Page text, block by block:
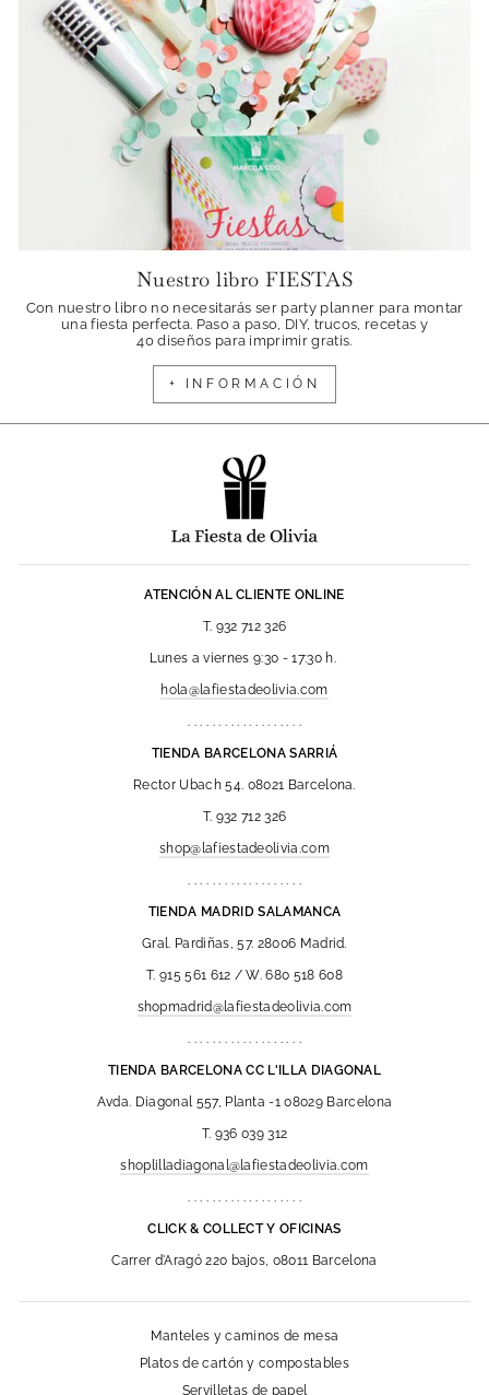
Nuestro libro FIESTAS
Con nuestro libro no necesitarás ser party planner para montar
una fiesta perfecta. Paso a paso, DIY, trucos, recetas y
40 diseños para imprimir gratis.
+ INFORMACIÓN
ATENCIÓN AL CLIENTE ONLINE
T. 932 712 326
Lunes a viernes 9:30 - 17:30 h.
hola@lafiestadeolivia.com
. . . . . . . . . . . . . . . . . . .
TIENDA BARCELONA SARRIÁ
Rector Ubach 54. 08021 Barcelona.
T. 932 712 326
shop@lafiestadeolivia.com
. . . . . . . . . . . . . . . . . . .
TIENDA MADRID SALAMANCA
Gral. Pardiñas, 57. 28006 Madrid.
T. 915 561 612 / W. 680 518 608
shopmadrid@lafiestadeolivia.com
. . . . . . . . . . . . . . . . . . .
TIENDA BARCELONA CC L'ILLA DIAGONAL
Avda. Diagonal 557, Planta -1 08029 Barcelona
T. 936 039 312
shoplilladiagonal@lafiestadeolivia.com
. . . . . . . . . . . . . . . . . . .
CLICK & COLLECT Y OFICINAS
Carrer d'Aragó 220 bajos, 08011 Barcelona
Manteles y caminos de mesa
Platos de cartón y compostables
Servilletas de papel